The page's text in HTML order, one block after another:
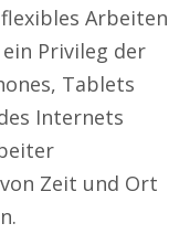
Arbeiten
Privileg der
Tablets
Internets
Zeit und Ort